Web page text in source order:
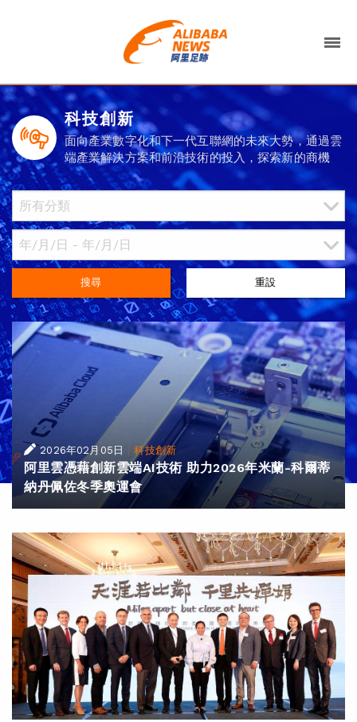
科技創新
面向產業數字化和下一代互聯網的未來大勢，通過雲
端產業解決方案和前沿技術的投入，探索新的商機
搜尋 重設
2026年02月05日 |科技創新
阿里雲憑藉創新雲端AI技術 助力2026年米蘭-科爾蒂
納丹佩佐冬季奧運會